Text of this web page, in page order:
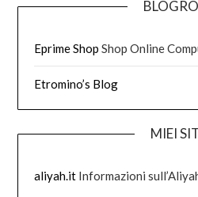
Eprime Shop Shop Online
Etromino’s Blog
MIEI
aliyah.it Informazioni